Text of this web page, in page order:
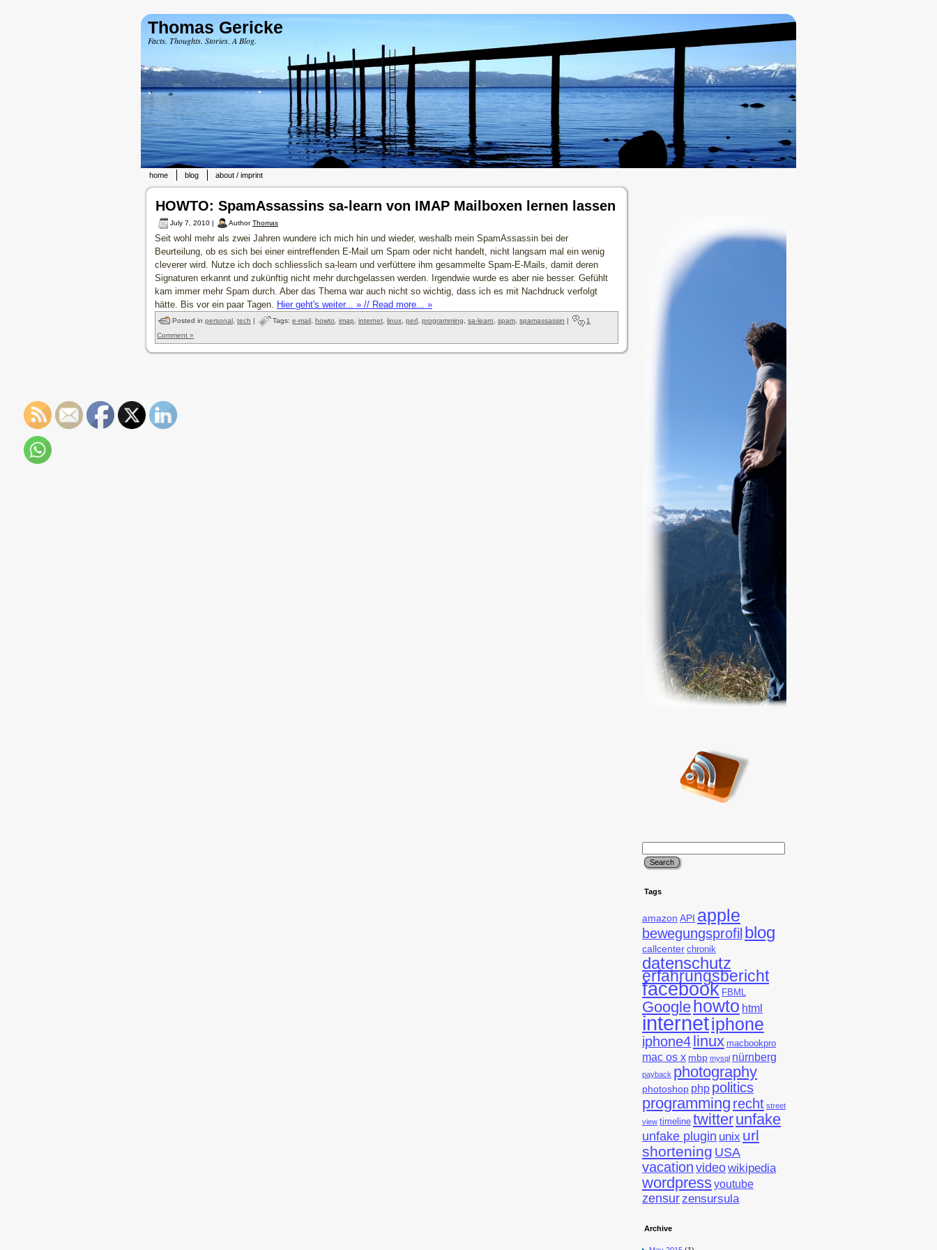
Thomas Gericke
Facts. Thoughts. Stories. A Blog.
home blog about / imprint
HOWTO: SpamAssassins sa-learn von IMAP Mailboxen lernen lassen
July 7, 2010 | AuthorThomas
Seit wohl mehr als zwei Jahren wundere ich mich hin und wieder, weshalb mein SpamAssassin bei der
Beurteilung, ob es sich bei einer eintreffenden E-Mail um Spam oder nicht handelt, nicht langsam mal ein wenig
cleverer wird. Nutze ich doch schliesslich sa-learn und verfüttere ihm gesammelte Spam-E-Mails, damit deren
Signaturen erkannt und zukünftig nicht mehr durchgelassen werden. Irgendwie wurde es aber nie besser. Gefühlt
kam immer mehr Spam durch. Aber das Thema war auch nicht so wichtig, dass ich es mit Nachdruck verfolgt
hätte. Bis vor ein paar Tagen. Hier geht's weiter... » // Read more... »
Posted in personal tech | Tags: e-mail howto imap internet linux perl programming sa-learn spam spamassassin |
1
Comment »
Tags
amazon API apple
bewegungsprofil blog
callcenter chronik
datenschutz
erfahrungsbericht
facebook FBML
Google howto html
internetiphone
iphone4linux macbookpro
mac os x mbp mysql nürnberg
payback photography
photoshop php politics
programming recht street
view timeline twitterunfake
unfake plugin unix url
shortening USA
vacation videowikipedia
wordpressyoutube
zensurzensursula
Archive